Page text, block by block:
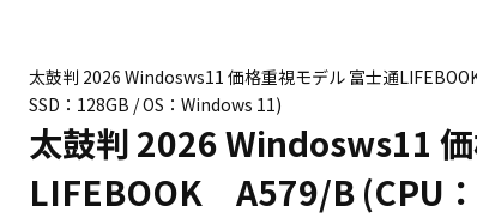
太鼓判 2026 Windosws11 価格重視モデル 富士通
SSD：128GB / OS：Windows 11)
太鼓判 2026 Windosws11
LIFEBOOK A579/B (CPU